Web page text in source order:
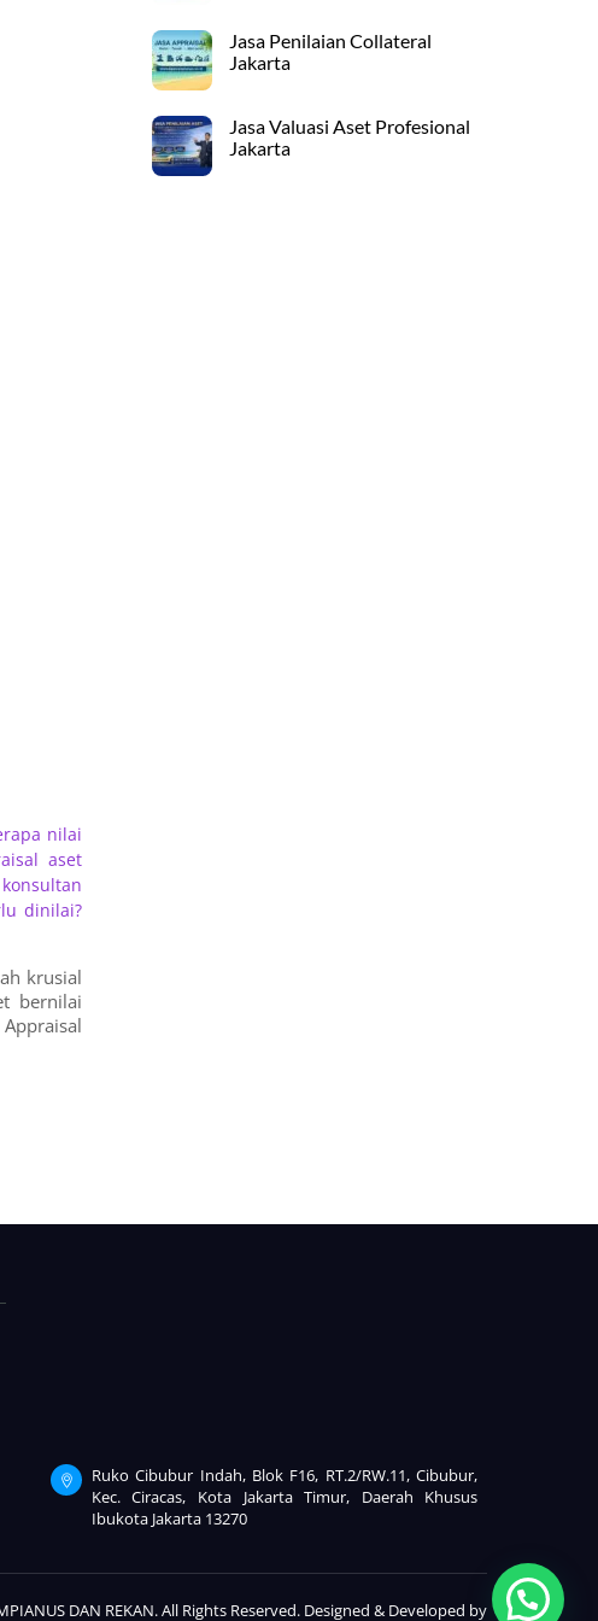
nilai
aset
konsultan
dinilai?
krusial
bernilai
Jasa Penilaian Collateral
Jakarta
Jasa Valuasi Aset Profesional
Jakarta
Ruko Cibubur Indah, Blok F16, RT.2/RW.11, Cibubur,
Kec. Ciracas, Kota Jakarta Timur, Daerah Khusus
Ibukota Jakarta 13270
DAN REKAN. All Rights Reserved. Designed & Developed by